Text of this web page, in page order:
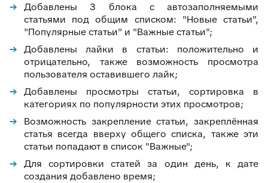
Добавлены 3 блока с автозаполняемыми
статьями под общим списком: "Новые статьи",
"Популярные статьи" и "Важные статьи";
Добавлены лайки в статьи: положительно и
отрицательно, также возможность просмотра
пользователя оставившего лайк;
Добавлены просмотры статьи, сортировка в
категориях по популярности этих просмотров;
Возможность закрепление статьи, закреплённая
статья всегда вверху общего списка, также эти
статьи попадают в список "Важные";
Для сортировки статей за один день, к дате
создания добавлено время;